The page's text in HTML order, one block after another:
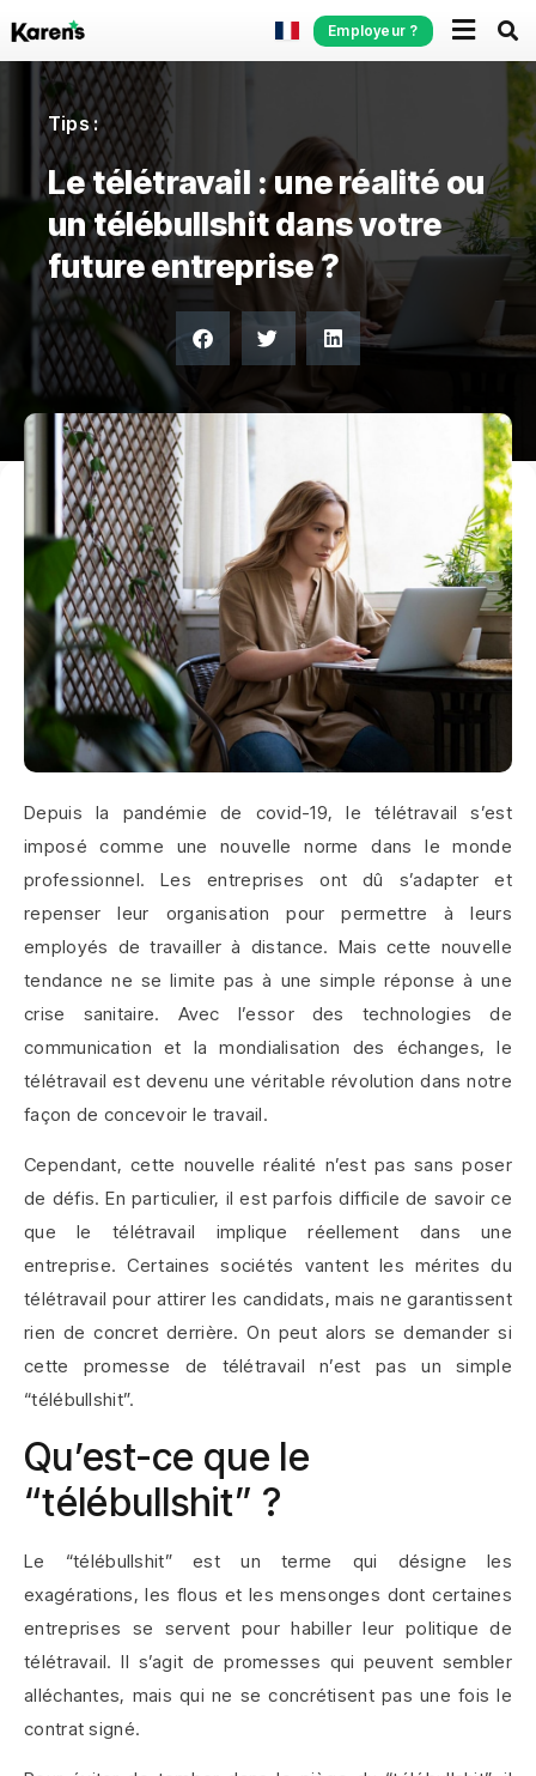
Employeur ?
Tips :
Le télétravail : une réalité ou
un télébullshit dans votre
future entreprise ?
Depuis la pandémie de covid-19, le télétravail s’est
imposé comme une nouvelle norme dans le monde
professionnel. Les entreprises ont dû s’adapter et
repenser leur organisation pour permettre à leurs
employés de travailler à distance. Mais cette nouvelle
tendance ne se limite pas à une simple réponse à une
crise sanitaire. Avec l’essor des technologies de
communication et la mondialisation des échanges, le
télétravail est devenu une véritable révolution dans notre
façon de concevoir le travail.
Cependant, cette nouvelle réalité n’est pas sans poser
de défis. En particulier, il est parfois difficile de savoir ce
que le télétravail implique réellement dans une
entreprise. Certaines sociétés vantent les mérites du
télétravail pour attirer les candidats, mais ne garantissent
rien de concret derrière. On peut alors se demander si
cette promesse de télétravail n’est pas un simple
“télébullshit”.
Qu’est-ce que le
“télébullshit” ?
Le “télébullshit” est un terme qui désigne les
exagérations, les flous et les mensonges dont certaines
entreprises se servent pour habiller leur politique de
télétravail. Il s’agit de promesses qui peuvent sembler
alléchantes, mais qui ne se concrétisent pas une fois le
contrat signé.